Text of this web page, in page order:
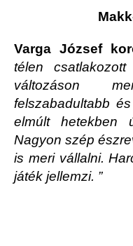
Varga József
télen
változáson
felszabadultabb
elmúlt hetekben
Nagyon szép
is meri vállalni.
játék jellemzi. ”